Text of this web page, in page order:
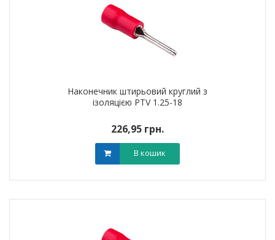
Наконечник штирьовий круглий з
ізоляцією PTV 1.25-18
226,95 грн.
В кошик